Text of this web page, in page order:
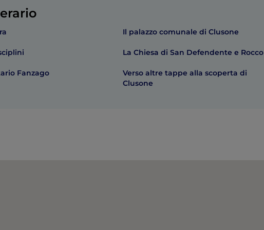
Fanzago
Il palazzo comunale di Clusone
La Chiesa di San Defendente e Rocco
Verso altre tappe alla scoperta di
Clusone